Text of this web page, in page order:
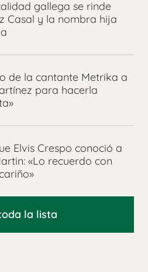
gallega se rinde
Casal y la nombra hija
de la cantante Metrika a
para hacerla
Elvis Crespo conoció a
«Lo recuerdo con
la lista